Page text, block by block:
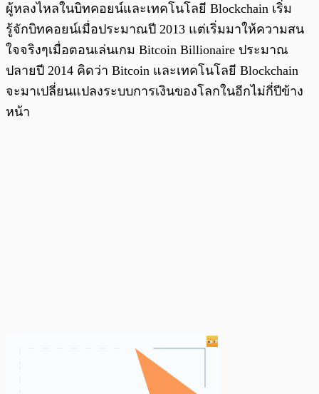
ผู้หลงไหลในบิทคอยน์และเทคโนโลยี Blockchain เริ่ม
รู้จักบิทคอยน์เมื่อประมาณปี 2013 แต่เริ่มมาให้ความสน
ใจจริงๆเมื่อตอนเล่นเกม Bitcoin Billionaire ประมาณ
ปลายปี 2014 คิดว่า Bitcoin และเทคโนโลยี Blockchain
จะมาเปลี่ยนแปลงระบบการเงินของโลกในอีกไม่กี่ปีข้าง
หน้า